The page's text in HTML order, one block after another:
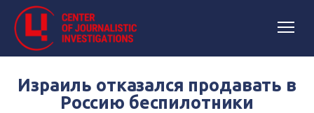
Израиль отказался продавать в
Россию беспилотники